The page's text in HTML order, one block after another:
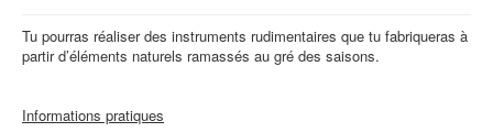
Tu pourras réaliser des instruments rudimentaires que tu fabriqueras à
partir d’éléments naturels ramassés au gré des saisons.
Informations pratiques